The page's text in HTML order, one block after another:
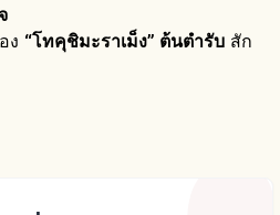
ง “โทคุชิมะราเม็ง” ต้นตำรับ สัก